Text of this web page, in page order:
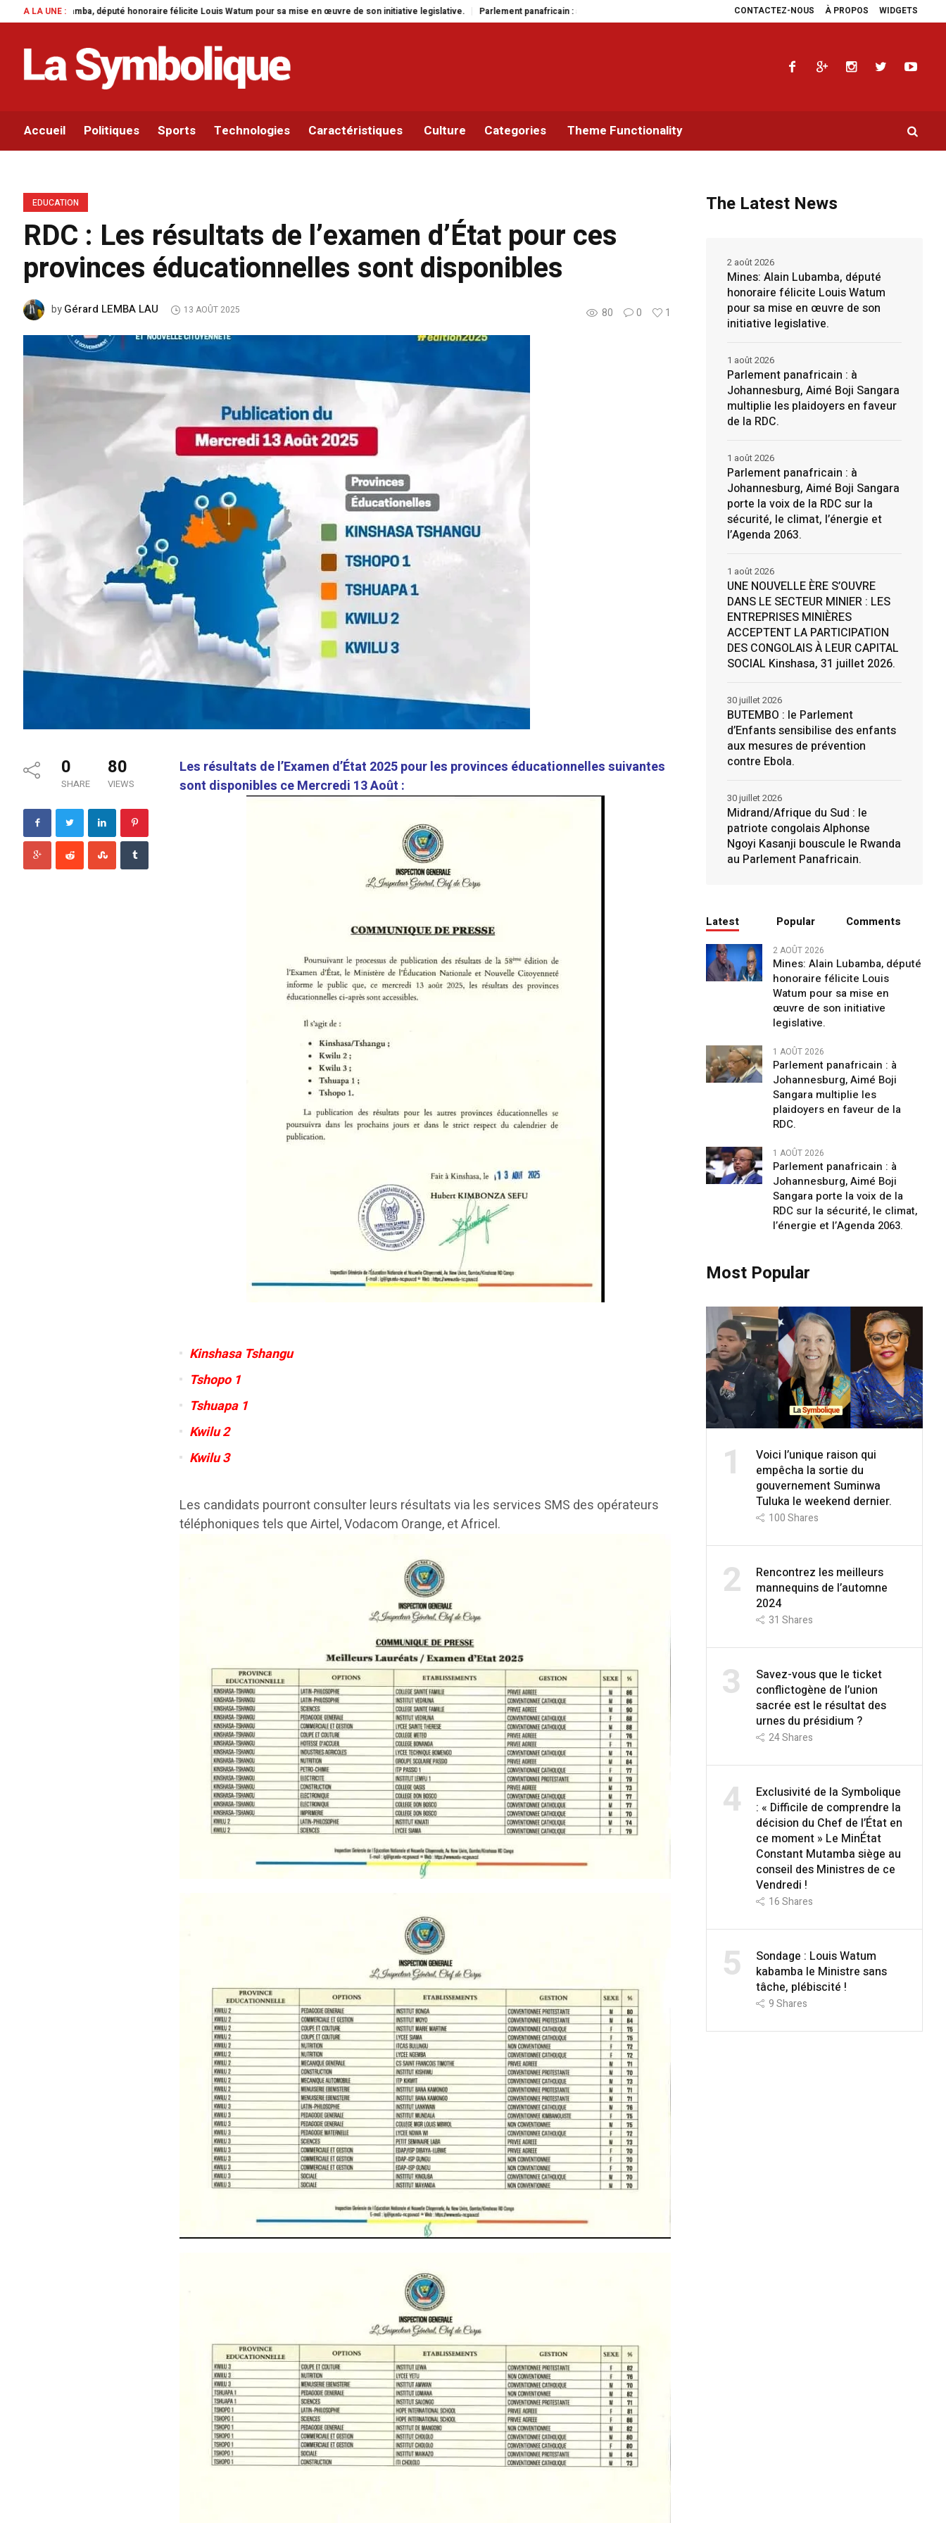
CONTACTEZ-NOUS À PROPOS WIDGETS
A LA UNE :
honoraire félicite Louis Watum pour sa mise en œuvre de son initiative legislative. Parlement panafricain : à Johannesburg, Aimé Boji Sangara multiplie les plaidoyers en faveur de la RDC. Parlement panafricain : à
Accueil Politiques Sports Technologies Caractéristiques Culture Categories Theme Functionality
EDUCATION
RDC : Les résultats de l’examen d’État pour ces
provinces éducationnelles sont disponibles
80 0 1
byGérard LEMBA LAU 13 AOÛT 2025
0
SHARE
80
VIEWS
Les résultats de l’Examen d’État 2025 pour les provinces éducationnelles suivantes
sont disponibles ce Mercredi 13 Août :
Kinshasa Tshangu
Tshopo 1
Tshuapa 1
Kwilu 2
Kwilu 3
Les candidats pourront consulter leurs résultats via les services SMS des opérateurs
téléphoniques tels que Airtel, Vodacom Orange, et Africel.
The Latest News
Mines: Alain Lubamba, député
honoraire félicite Louis Watum
pour sa mise en œuvre de son
initiative legislative.
2 août 2026
Parlement panafricain : à
Johannesburg, Aimé Boji Sangara
multiplie les plaidoyers en faveur
de la RDC.
1 août 2026
Parlement panafricain : à
Johannesburg, Aimé Boji Sangara
porte la voix de la RDC sur la
sécurité, le climat, l’énergie et
l’Agenda 2063.
1 août 2026
UNE NOUVELLE ÈRE S’OUVRE
DANS LE SECTEUR MINIER : LES
ENTREPRISES MINIÈRES
ACCEPTENT LA PARTICIPATION
DES CONGOLAIS À LEUR CAPITAL
SOCIAL Kinshasa, 31 juillet 2026.
1 août 2026
BUTEMBO : le Parlement
d’Enfants sensibilise des enfants
aux mesures de prévention
contre Ebola.
30 juillet 2026
Midrand/Afrique du Sud : le
patriote congolais Alphonse
Ngoyi Kasanji bouscule le Rwanda
au Parlement Panafricain.
30 juillet 2026
Latest Popular Comments
2 AOÛT 2026
Mines: Alain Lubamba, député
honoraire félicite Louis
Watum pour sa mise en
œuvre de son initiative
legislative.
1 AOÛT 2026
Parlement panafricain : à
Johannesburg, Aimé Boji
Sangara multiplie les
plaidoyers en faveur de la
RDC.
1 AOÛT 2026
Parlement panafricain : à
Johannesburg, Aimé Boji
Sangara porte la voix de la
RDC sur la sécurité, le climat,
l’énergie et l’Agenda 2063.
Most Popular
1
Voici l’unique raison qui
empêcha la sortie du
gouvernement Suminwa
Tuluka le weekend dernier.
100Shares
2
Rencontrez les meilleurs
mannequins de l’automne
2024
31 Shares
3
Savez-vous que le ticket
conflictogène de l’union
sacrée est le résultat des
urnes du présidium ?
24Shares
4
Exclusivité de la Symbolique
: « Difficile de comprendre la
décision du Chef de l’État en
ce moment » Le MinÉtat
Constant Mutamba siège au
conseil des Ministres de ce
Vendredi !
16Shares
5
Sondage : Louis Watum
kabamba le Ministre sans
tâche, plébiscité !
9Shares